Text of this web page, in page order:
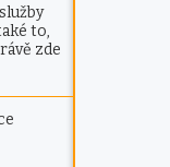
to,
zde